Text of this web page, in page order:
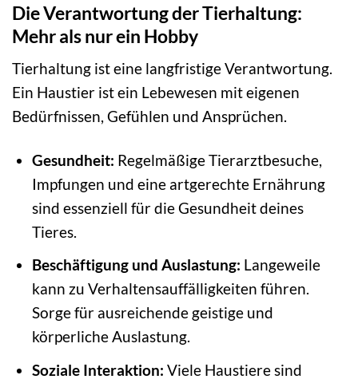
Die Verantwortung der Tierhaltung:
Mehr als nur ein Hobby
Tierhaltung ist eine langfristige Verantwortung.
Ein Haustier ist ein Lebewesen mit eigenen
Bedürfnissen, Gefühlen und Ansprüchen.
Gesundheit: Regelmäßige Tierarztbesuche,
Impfungen und eine artgerechte Ernährung
sind essenziell für die Gesundheit deines
Tieres.
Beschäftigung und Auslastung: Langeweile
kann zu Verhaltensauffälligkeiten führen.
Sorge für ausreichende geistige und
körperliche Auslastung.
Soziale Interaktion: Viele Haustiere sind